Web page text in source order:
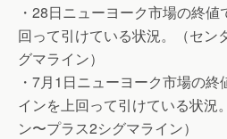
・28日ニューヨーク市場の終
回って引けている状況。（セン
グマライン）
・7月1日ニューヨーク市場の
インを上回って引けている状況
ン〜プラス2シグマライン）